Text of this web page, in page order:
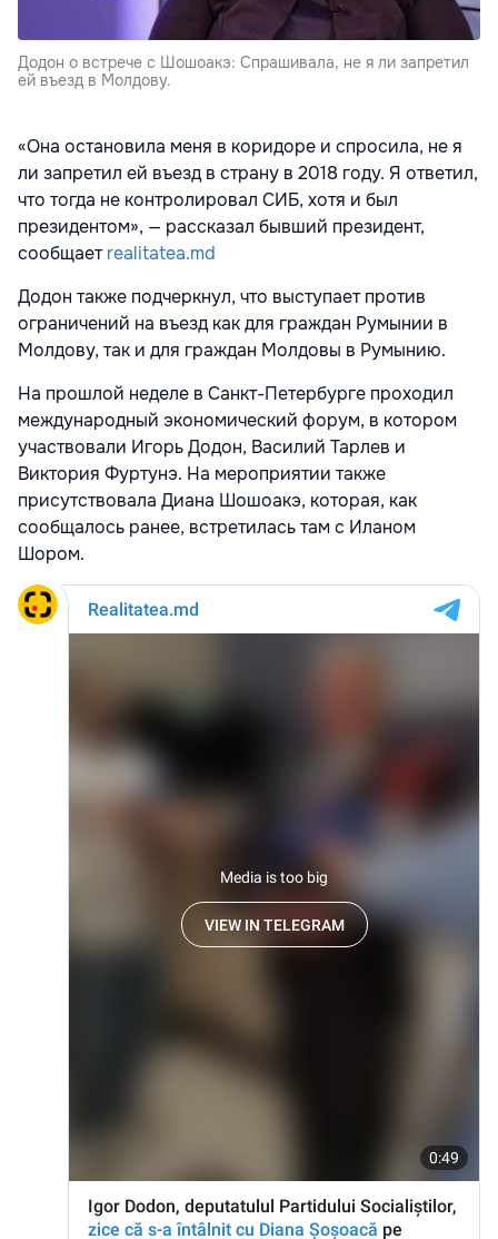
Додон о встрече с Шошоакэ: Спрашивала, не я ли запретил
ей въезд в Молдову.
«Она остановила меня в коридоре и спросила, не я
ли запретил ей въезд в страну в 2018 году. Я ответил,
что тогда не контролировал СИБ, хотя и был
президентом», — рассказал бывший президент,
сообщаетrealitatea.md
Додон также подчеркнул, что выступает против
ограничений на въезд как для граждан Румынии в
Молдову, так и для граждан Молдовы в Румынию.
На прошлой неделе в Санкт-Петербурге проходил
международный экономический форум, в котором
участвовали Игорь Додон, Василий Тарлев и
Виктория Фуртунэ. На мероприятии также
присутствовала Диана Шошоакэ, которая, как
сообщалось ранее, встретилась там с Иланом
Шором.